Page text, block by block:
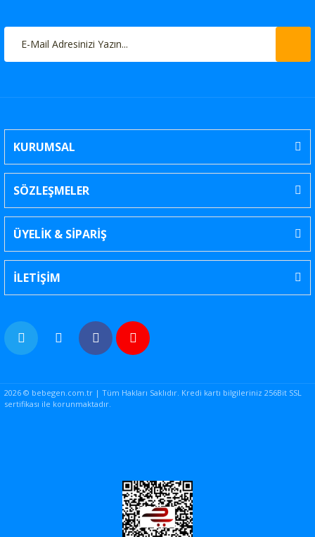
KURUMSAL
SÖZLEŞMELER
ÜYELİK & SİPARİŞ
İLETİŞİM
2026 © bebegen.com.tr | Tüm Hakları Saklıdır. Kredi kartı bilgileriniz 256Bit SSL
sertifikası ile korunmaktadır.